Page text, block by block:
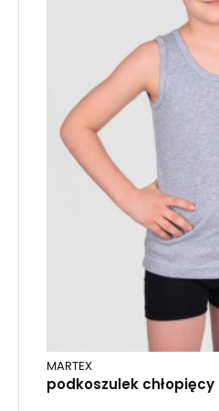
MARTEX
podkoszulek chłopięcy